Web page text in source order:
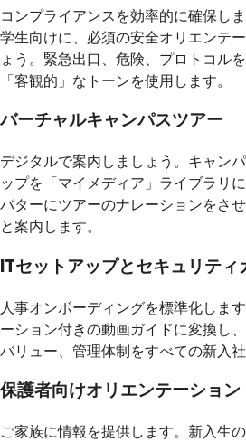
コンプライアンスを効率的に確保し
学生向けに、必須の安全オリエンテ
ょう。緊急出口、危険、プロトコル
「客観的」なトーンを使用します。
バーチャルキャンパスツアー
デジタルで案内しましょう。キャン
ップを「マイメディア」ライブラリ
バターにツアーのナレーションをさ
と案内します。
ITセットアップとセキュリティ
人事オンボーディングを標準化しま
ーション付きの動画ガイドに変換し
バリュー、管理体制をすべての新入社
保護者向けオリエンテーション
ご家族に情報を提供します。新入生